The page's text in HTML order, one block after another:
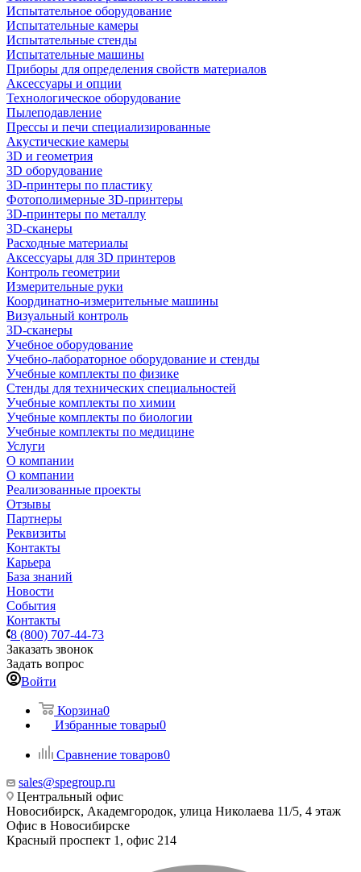
Испытательное оборудование
Испытательные камеры
Испытательные стенды
Испытательные машины
Приборы для определения свойств материалов
Аксессуары и опции
Технологическое оборудование
Пылеподавление
Прессы и печи специализированные
Акустические камеры
3D и геометрия
3D оборудование
3D-принтеры по пластику
Фотополимерные 3D-принтеры
3D-принтеры по металлу
3D-сканеры
Расходные материалы
Аксессуары для 3D принтеров
Контроль геометрии
Измерительные руки
Координатно-измерительные машины
Визуальный контроль
3D-сканеры
Учебное оборудование
Учебно-лабораторное оборудование и стенды
Учебные комплекты по физике
Стенды для технических специальностей
Учебные комплекты по химии
Учебные комплекты по биологии
Учебные комплекты по медицине
Услуги
О компании
О компании
Реализованные проекты
Отзывы
Партнеры
Реквизиты
Контакты
Карьера
База знаний
Новости
События
Контакты
8 (800) 707-44-73
Заказать звонок
Задать вопрос
Войти
Корзина0
Избранные товары0
Сравнение товаров0
sales@spegroup.ru
Центральный офис
Новосибирск, Академгородок, улица Николаева 11/5, 4 этаж
Офис в Новосибирске
Красный проспект 1, офис 214